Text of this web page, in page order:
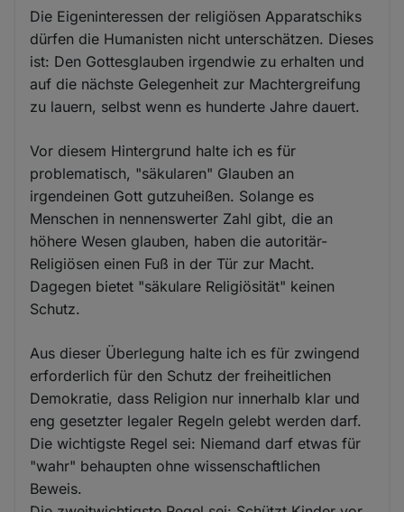
Die Eigeninteressen der religiösen Apparatschiks
dürfen die Humanisten nicht unterschätzen. Dieses
ist: Den Gottesglauben irgendwie zu erhalten und
auf die nächste Gelegenheit zur Machtergreifung
zu lauern, selbst wenn es hunderte Jahre dauert.
Vor diesem Hintergrund halte ich es für
problematisch, "säkularen" Glauben an
irgendeinen Gott gutzuheißen. Solange es
Menschen in nennenswerter Zahl gibt, die an
höhere Wesen glauben, haben die autoritär-
Religiösen einen Fuß in der Tür zur Macht.
Dagegen bietet "säkulare Religiösität" keinen
Schutz.
Aus dieser Überlegung halte ich es für zwingend
erforderlich für den Schutz der freiheitlichen
Demokratie, dass Religion nur innerhalb klar und
eng gesetzter legaler Regeln gelebt werden darf.
Die wichtigste Regel sei: Niemand darf etwas für
"wahr" behaupten ohne wissenschaftlichen
Beweis.